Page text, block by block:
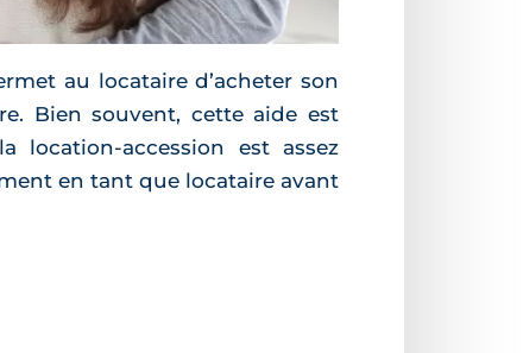
au locataire d’acheter son
Bien souvent, cette aide est
location-accession est assez
en tant que locataire avant